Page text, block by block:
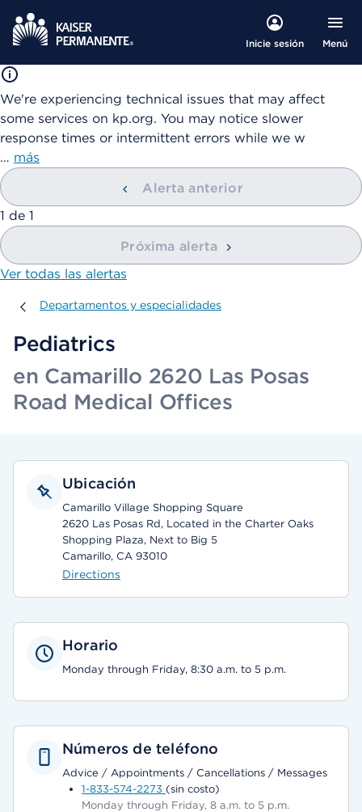
Inicie sesión Menú
We're experiencing technical issues that may affect
some services on kp.org. You may notice slower
response times or intermittent errors while we w
… más
Alerta anterior
mostrando
1 de 1
Próxima alerta
Ver todas las alertas
Departamentos y especialidades
Departamentos y especialidades
Pediatrics
en Camarillo 2620 Las Posas
Road Medical Offices
Ubicación
Camarillo Village Shopping Square
2620 Las Posas Rd, Located in the Charter Oaks
Shopping Plaza, Next to Big 5
Camarillo, CA 93010
Directions
Horario
Monday through Friday, 8:30 a.m. to 5 p.m.
Números de teléfono
Advice / Appointments / Cancellations / Messages
1-833-574-2273 (sin costo)
Monday through Friday, 8 a.m. to 5 p.m.